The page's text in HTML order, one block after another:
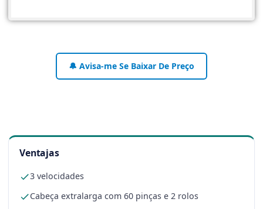
🔔 Avisa-me Se Baixar De Preço
Ventajas
3 velocidades
Cabeça extralarga com 60 pinças e 2 rolos